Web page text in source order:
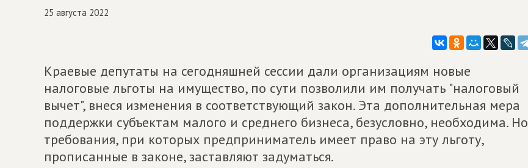
25 августа 2022
Краевые депутаты на сегодняшней сессии дали организациям новые
налоговые льготы на имущество, по сути позволили им получать "налоговый
вычет", внеся изменения в соответствующий закон. Эта дополнительная мера
поддержки субъектам малого и среднего бизнеса, безусловно, необходима. Но
требования, при которых предприниматель имеет право на эту льготу,
прописанные в законе, заставляют задуматься.